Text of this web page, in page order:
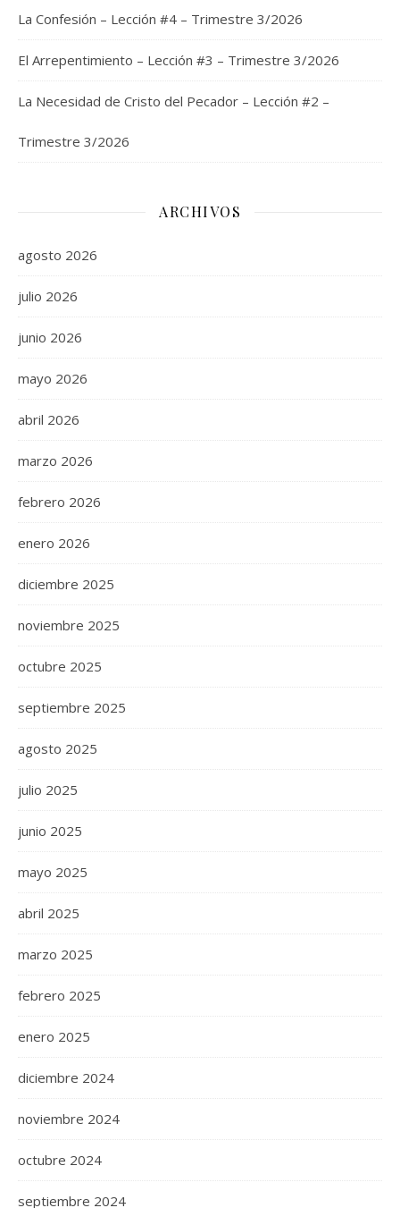
La Confesión – Lección #4 – Trimestre 3/2026
El Arrepentimiento – Lección #3 – Trimestre 3/2026
La Necesidad de Cristo del Pecador – Lección #2 –
Trimestre 3/2026
ARCHIVOS
agosto 2026
julio 2026
junio 2026
mayo 2026
abril 2026
marzo 2026
febrero 2026
enero 2026
diciembre 2025
noviembre 2025
octubre 2025
septiembre 2025
agosto 2025
julio 2025
junio 2025
mayo 2025
abril 2025
marzo 2025
febrero 2025
enero 2025
diciembre 2024
noviembre 2024
octubre 2024
septiembre 2024